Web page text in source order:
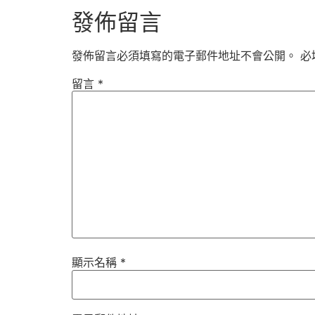
發佈留言
發佈留言必須填寫的電子郵件地址不會公開。 必
留言 *
顯示名稱 *